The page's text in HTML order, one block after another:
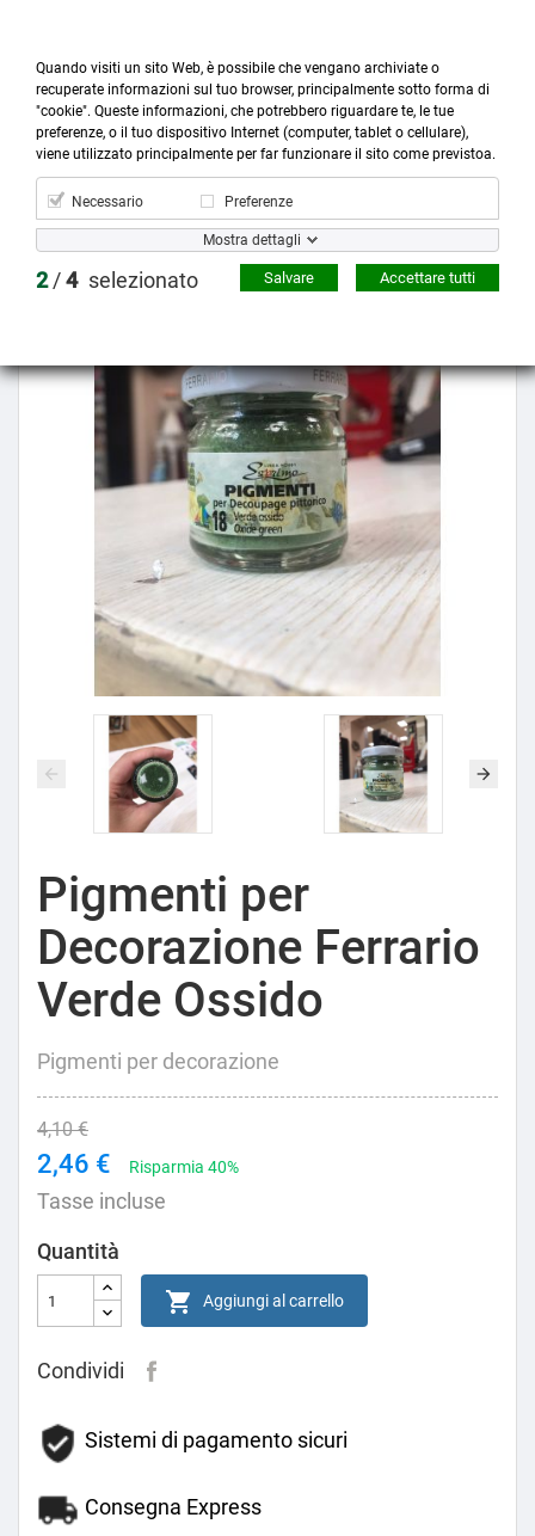

Prodotti

Account

Cerca
more_horiz
Menù
shopping_cart
Prezzo scontato
Pigmenti per
Decorazione Ferrario
Verde Ossido
Pigmenti per decorazione
4,10 €
2,46 € Risparmia 40%
Tasse incluse
Quantità
 Aggiungi al carrello
Condividi
Sistemi di pagamento sicuri
Consegna Express
Quando visiti un sito Web, è possibile che vengano archiviate o
recuperate informazioni sul tuo browser, principalmente sotto forma di
"cookie". Queste informazioni, che potrebbero riguardare te, le tue
preferenze, o il tuo dispositivo Internet (computer, tablet o cellulare),
viene utilizzato principalmente per far funzionare il sito come previstoa.
Necessario Preferenze
Mostra dettagli
2/4 selezionato Accettare tutti
Salvare